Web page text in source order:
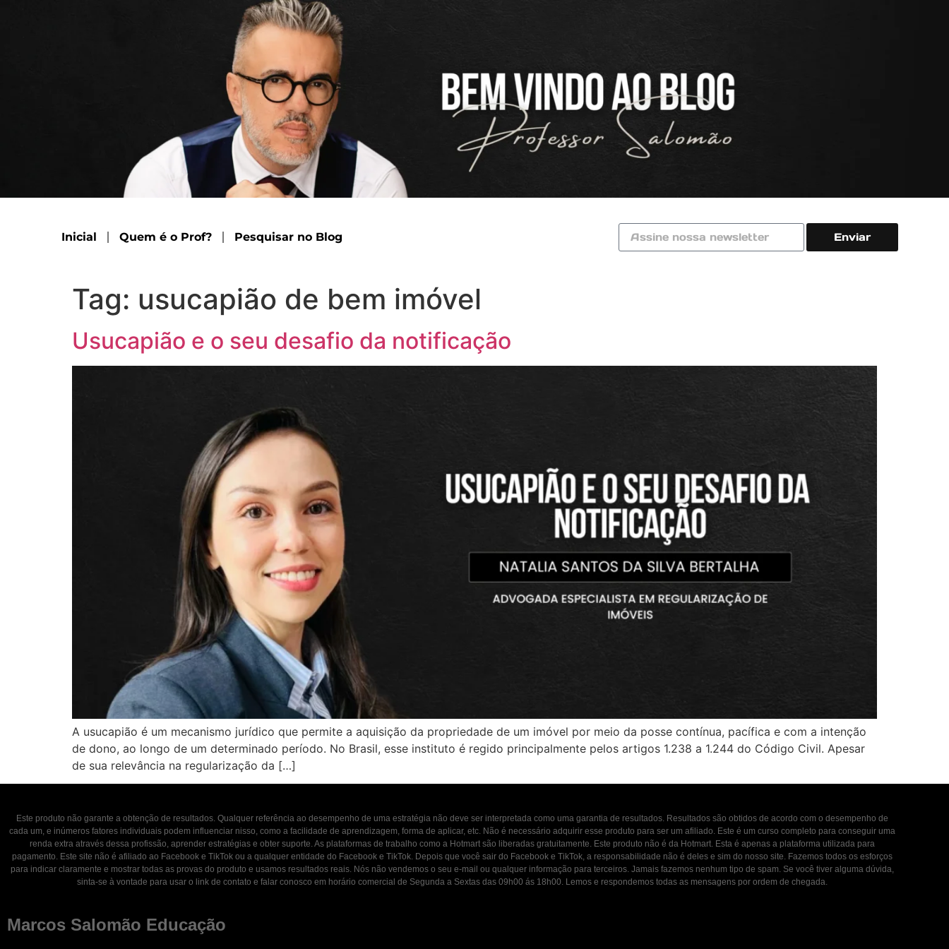
Inicial Quem é o Prof? Pesquisar no Blog Enviar
Tag: usucapião de bem imóvel
Usucapião e o seu desafio da notificação
A usucapião é um mecanismo jurídico que permite a aquisição da propriedade de um imóvel por meio da posse contínua, pacífica e com a intenção
de dono, ao longo de um determinado período. No Brasil, esse instituto é regido principalmente pelos artigos 1.238 a 1.244 do Código Civil. Apesar
de sua relevância na regularização da […]
Este produto não garante a obtenção de resultados. Qualquer referência ao desempenho de uma estratégia não deve ser interpretada como uma garantia de resultados. Resultados são obtidos de acordo com o desempenho de
cada um, e inúmeros fatores individuais podem influenciar nisso, como a facilidade de aprendizagem, forma de aplicar, etc. Não é necessário adquirir esse produto para ser um afiliado. Este é um curso completo para conseguir uma
renda extra através dessa profissão, aprender estratégias e obter suporte. As plataformas de trabalho como a Hotmart são liberadas gratuitamente. Este produto não é da Hotmart. Esta é apenas a plataforma utilizada para
pagamento. Este site não é afiliado ao Facebook e TikTok ou a qualquer entidade do Facebook e TikTok. Depois que você sair do Facebook e TikTok, a responsabilidade não é deles e sim do nosso site. Fazemos todos os esforços
para indicar claramente e mostrar todas as provas do produto e usamos resultados reais. Nós não vendemos o seu e-mail ou qualquer informação para terceiros. Jamais fazemos nenhum tipo de spam. Se você tiver alguma dúvida,
sinta-se à vontade para usar o link de contato e falar conosco em horário comercial de Segunda a Sextas das 09h00 ás 18h00. Lemos e respondemos todas as mensagens por ordem de chegada.
Marcos Salomão Educação